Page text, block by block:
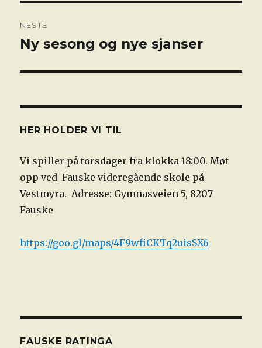
NESTE
Neste
Ny sesong og nye sjanser
HER HOLDER VI TIL
Vi spiller på torsdager fra klokka 18:00. Møt
opp ved Fauske videregående skole på
Vestmyra. Adresse: Gymnasveien 5, 8207
Fauske
https://goo.gl/maps/4F9wfiCKTq2uisSX6
FAUSKE RATINGA